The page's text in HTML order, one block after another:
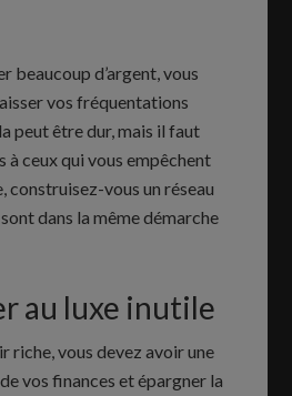
beaucoup d’argent, vous
vos fréquentations
peut être dur, mais il faut
à ceux qui vous empêchent
construisez-vous un réseau
dans la même démarche
au luxe inutile
riche, vous devez avoir une
vos finances et épargner la